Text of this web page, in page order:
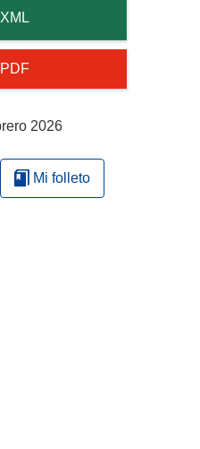
XML
PDF
2026
Mi folleto